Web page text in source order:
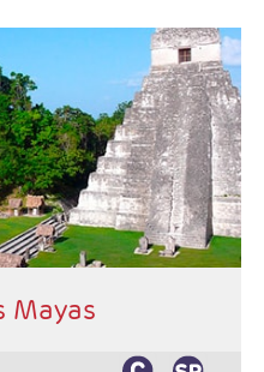
1 noche
Guatemala y 1 noche
(sin bebidas)
Mayas